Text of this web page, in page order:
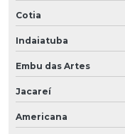
Cotia
Indaiatuba
Embu das Artes
Jacareí
Americana